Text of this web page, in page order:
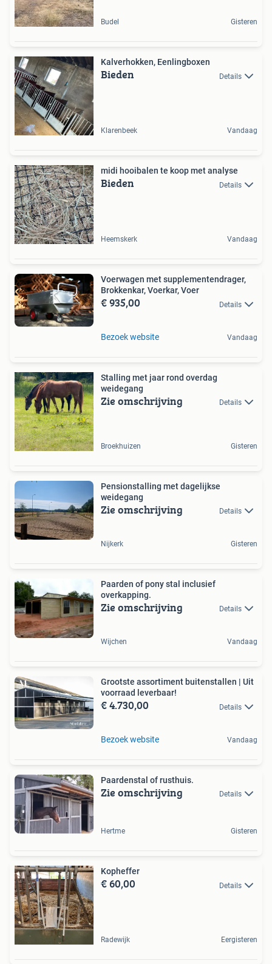
Budel Gisteren
Kalverhokken, Eenlingboxen
Bieden Details
Klarenbeek Vandaag
midi hooibalen te koop met analyse
Bieden Details
Heemskerk Vandaag
Voerwagen met supplementendrager,
Brokkenkar, Voerkar, Voer
€ 935,00 Details
Bezoek website Vandaag
Stalling met jaar rond overdag
weidegang
Zie omschrijving Details
Broekhuizen Gisteren
Pensionstalling met dagelijkse
weidegang
Zie omschrijving Details
Nijkerk Gisteren
Paarden of pony stal inclusief
overkapping.
Zie omschrijving Details
Wijchen Vandaag
Grootste assortiment buitenstallen | Uit
voorraad leverbaar!
€ 4.730,00 Details
Bezoek website Vandaag
Paardenstal of rusthuis.
Zie omschrijving Details
Hertme Gisteren
Kopheffer
€ 60,00 Details
Radewijk Eergisteren